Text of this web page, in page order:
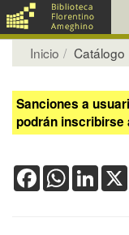
Inicio Catálogo
Sanciones a
podrán inscribirse
FacebookWhatsApp